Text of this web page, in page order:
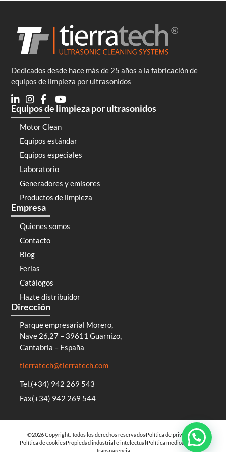
Dedicados desde hace más de 25 años a la fabricación de
equipos de limpieza por ultrasonidos
Equipos de limpieza por ultrasonidos
Motor Clean
Equipos estándar
Equipos especiales
Laboratorio
Generadores y emisores
Productos de limpieza
Empresa
Quienes somos
Contacto
Blog
Ferias
Catálogos
Hazte distribuidor
Dirección
Parque empresarial Morero,
Nave 26,27 – 39611 Guarnizo,
Cantabria – España
tierratech@tierratech.com
Tel.(+34) 942 269 543
Fax(+34) 942 269 544
©2026 Copyright. Todos los derechos reservadosPolítica de privacidad
Política de cookiesPropiedad industrial e intelectual Política medioambiental